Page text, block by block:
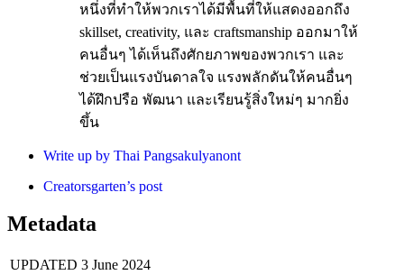
หนึ่งที่ทำให้พวกเราได้มีพื้นที่ให้แสดงออกถึง
skillset, creativity, และ craftsmanship ออกมาให้
คนอื่นๆ ได้เห็นถึงศักยภาพของพวกเรา และ
ช่วยเป็นแรงบันดาลใจ แรงพลักดันให้คนอื่นๆ
ได้ฝึกปรือ พัฒนา และเรียนรู้สิ่งใหม่ๆ มากยิ่ง
ขึ้น
Write up by Thai Pangsakulyanont
Creatorsgarten’s post
Metadata
UPDATED 3 June 2024